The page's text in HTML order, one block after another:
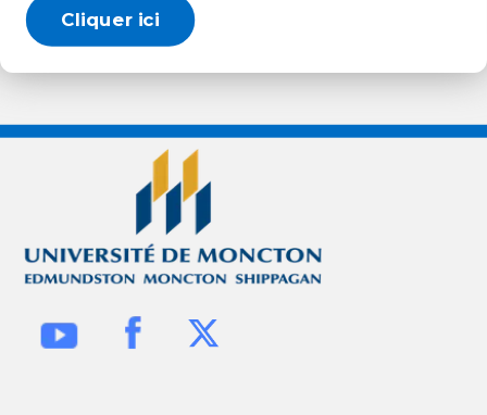
Cliquer ici